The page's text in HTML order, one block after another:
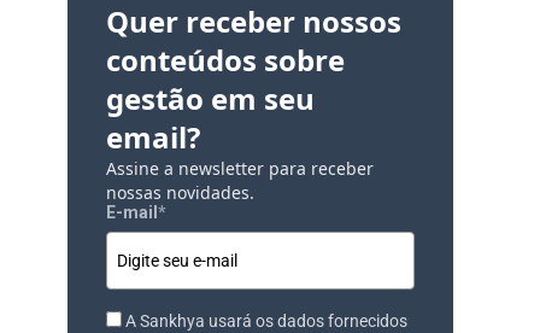
Quer receber nossos
conteúdos sobre
gestão em seu
email?
Assine a newsletter para receber
nossas novidades.
E-mail *
A Sankhya usará os dados fornecidos